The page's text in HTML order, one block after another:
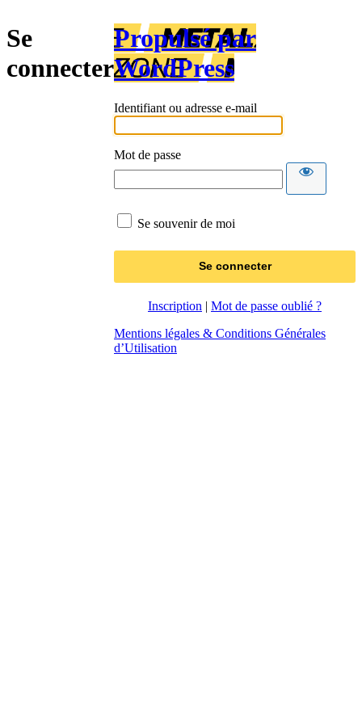
Se
connecter
Propulsé par
WordPress
Identifiant ou adresse e-mail
Mot de passe
Se souvenir de moi
Inscription | Mot de passe oublié ?
Mentions légales & Conditions Générales
d’Utilisation